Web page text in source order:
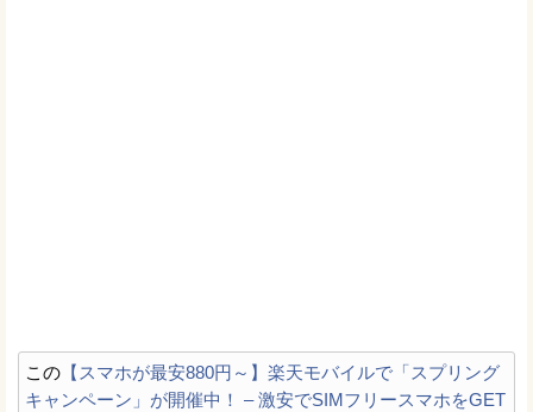
この 【スマホが最安880円～】楽天モバイルで「スプリング
キャンペーン」が開催中！ – 激安でSIMフリースマホをGET